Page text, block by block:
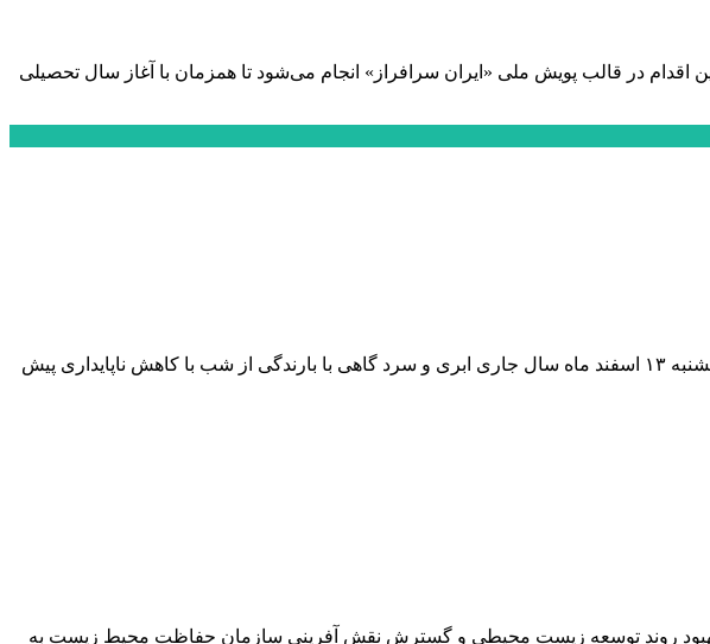
در قالب پویش ملی «ایران سرافراز» انجام می‌شود تا همزمان با آغاز سال تحصیلی
براساس تجزیه و تحلیل آخرین نقشه هاي پيـش يابـي هواشناسـي، وضعيت جوي استان مازندران از امروز تا یکشنبه ۱۳ اسفند ماه سال جاری ابری و سرد گاهی با بارندگی از شب با کاهش ناپایداری پيش
روند توسعه زیست محیطی و گسترش نقش آفرینی سازمان حفاظت محیط زیست به